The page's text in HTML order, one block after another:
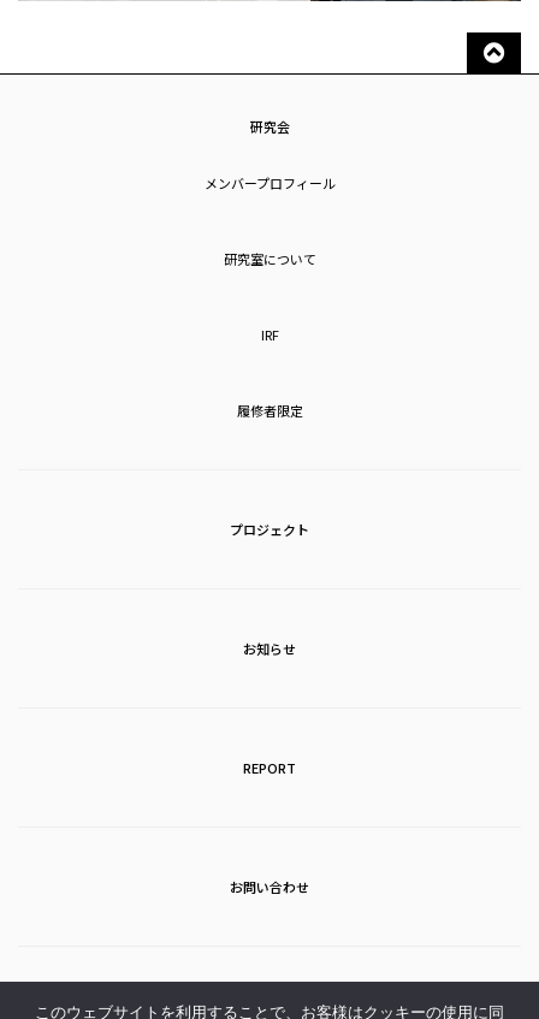
研究会
メンバープロフィール
研究室について
IRF
履修者限定
プロジェクト
お知らせ
REPORT
お問い合わせ
アクセス
このウェブサイトを利用することで、お客様はクッキーの使用に同